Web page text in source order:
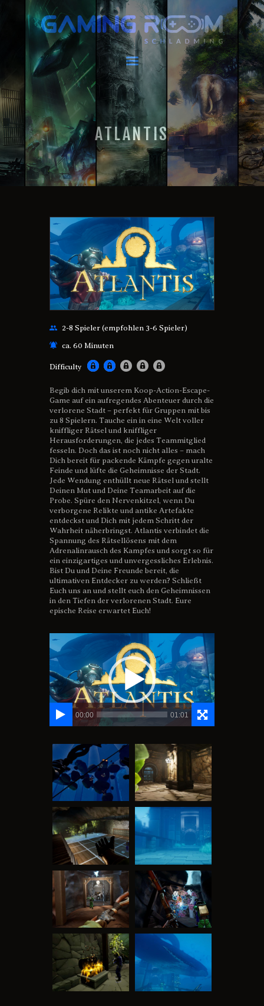
ATLANTIS
GAMING ROOM SCHLADMING
VR Escape Room / Multiplayer Gaming
HOME
AKTUELLES
VIRTUAL REALITY
GAMING
GUTSCHEINE
BOOKING
EVENTS
FAQ
KONTAKT
THIS IS US
2-8 Spieler (empfohlen 3-6 Spieler)
ca. 60 Minuten
Difficulty
Begib dich mit unserem Koop-Action-Escape-
Game auf ein aufregendes Abenteuer durch die
verlorene Stadt – perfekt für Gruppen mit bis
zu 8 Spielern. Tauche ein in eine Welt voller
kniffliger Rätsel und kniffliger
Herausforderungen, die jedes Teammitglied
fesseln. Doch das ist noch nicht alles – mach
Dich bereit für packende Kämpfe gegen uralte
Feinde und lüfte die Geheimnisse der Stadt.
Jede Wendung enthüllt neue Rätsel und stellt
Deinen Mut und Deine Teamarbeit auf die
Probe. Spüre den Nervenkitzel, wenn Du
verborgene Relikte und antike Artefakte
entdeckst und Dich mit jedem Schritt der
Wahrheit näherbringst. Atlantis verbindet die
Spannung des Rätsellösens mit dem
Adrenalinrausch des Kampfes und sorgt so für
ein einzigartiges und unvergessliches Erlebnis.
Bist Du und Deine Freunde bereit, die
ultimativen Entdecker zu werden? Schließt
Euch uns an und stellt euch den Geheimnissen
in den Tiefen der verlorenen Stadt. Eure
epische Reise erwartet Euch!
Video-
Player
00:00 01:01